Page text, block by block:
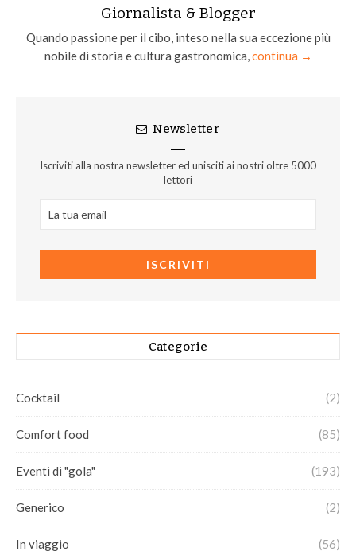
Giornalista & Blogger
Quando passione per il cibo, inteso nella sua eccezione più
nobile di storia e cultura gastronomica,continua →
Newsletter
Iscriviti alla nostra newsletter ed unisciti ai nostri oltre 5000
lettori
Categorie
Cocktail (2)
Comfort food (85)
Eventi di "gola" (193)
Generico (2)
In viaggio (56)